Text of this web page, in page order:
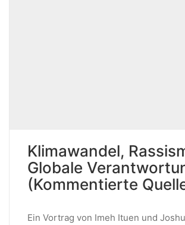
Klimawandel,
Globale
(Kommentierte
Ein Vortrag von Imeh Ituen und